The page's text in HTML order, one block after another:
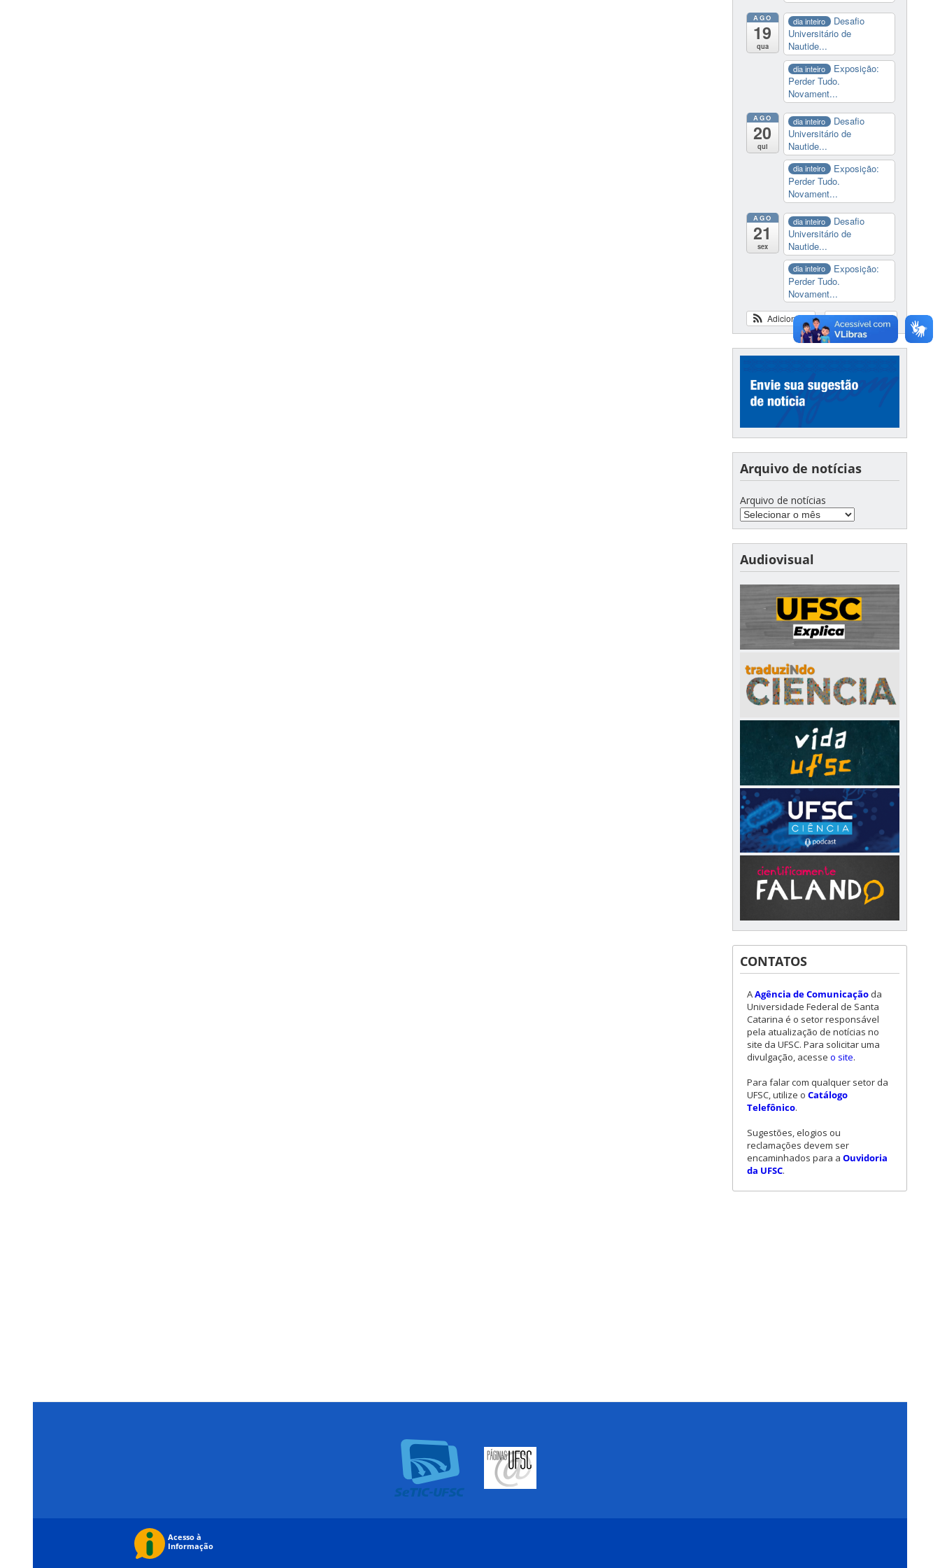
AGO
19
qua
dia inteiro
Desafio
Universitário de
Nautide...
dia inteiro
Exposição:
Perder Tudo.
Novament...
AGO
20
qui
dia inteiro
Desafio
Universitário de
Nautide...
dia inteiro
Exposição:
Perder Tudo.
Novament...
AGO
21
sex
dia inteiro
Desafio
Universitário de
Nautide...
dia inteiro
Exposição:
Perder Tudo.
Novament...
Ver calendário
Adicionar
Arquivo de notícias
Arquivo de notícias
Audiovisual
CONTATOS
AAgência de Comunicação da
Universidade Federal de Santa
Catarina é o setor responsável
pela atualização de notícias no
site da UFSC. Para solicitar uma
divulgação, acesse o site.
Para falar com qualquer setor da
UFSC, utilize o Catálogo
Telefônico.
Sugestões, elogios ou
reclamações devem ser
encaminhados para a Ouvidoria
da UFSC.